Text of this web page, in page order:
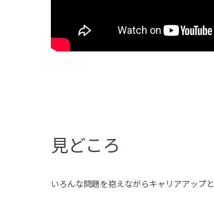
見どころ
いろんな問題を抱えながらキャリアアップ